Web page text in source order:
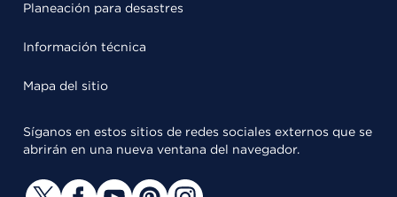
Planeación para desastres
Información técnica
Mapa del sitio
Síganos en estos sitios de redes sociales externos que se
abrirán en una nueva ventana del navegador.